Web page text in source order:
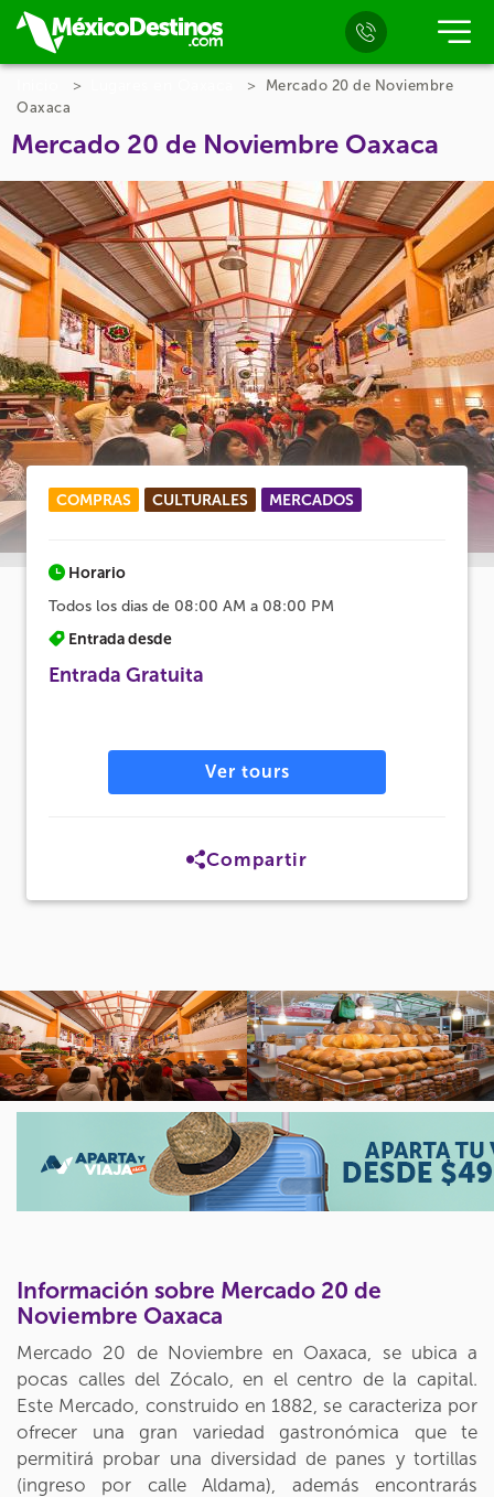
Mercado 20 de Noviembre
Oaxaca
Mercado 20 de Noviembre Oaxaca
COMPRAS CULTURALES MERCADOS
Horario
Todos los dias de 08:00 AM a 08:00 PM
Entrada desde
Entrada Gratuita
Ver tours
Compartir
Información sobre Mercado 20 de
Noviembre Oaxaca
Mercado 20 de Noviembre en Oaxaca, se ubica a
pocas calles del Zócalo, en el centro de la capital.
Este Mercado, construido en 1882, se caracteriza por
ofrecer una gran variedad gastronómica que te
permitirá probar una diversidad de panes y tortillas
(ingreso por calle Aldama), además encontrarás